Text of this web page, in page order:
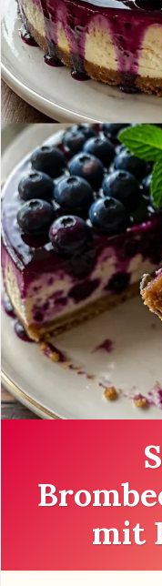
mit